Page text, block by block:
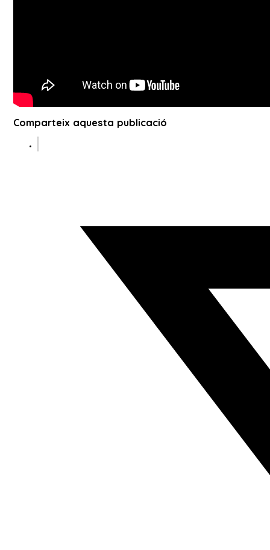
Comparteix aquesta publicació